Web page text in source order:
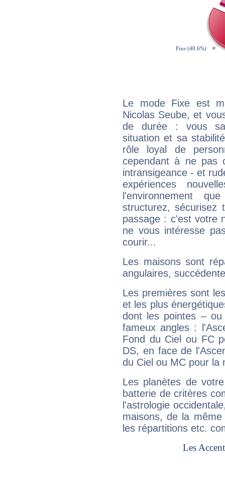
Le mode Fixe est
Nicolas Seube, et
de durée : vous
situation et sa
rôle loyal de
cependant à ne pas
intransigeance - et
expériences
l'environnement
structurez, sécurisez
passage : c'est votre
ne vous intéresse
courir...
Les maisons sont
angulaires,
Les premières sont
et les plus
dont les pointes –
fameux angles :
Fond du Ciel ou FC
DS, en face de
du Ciel ou MC pour la
Les planètes de
batterie de critères
l'astrologie
maisons, de la
les répartitions etc.